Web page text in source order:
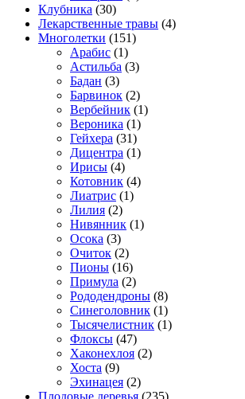
Клубника (30)
Лекарственные травы (4)
Многолетки (151)
Арабис (1)
Астильба (3)
Бадан (3)
Барвинок (2)
Вербейник (1)
Вероника (1)
Гейхера (31)
Дицентра (1)
Ирисы (4)
Котовник (4)
Лиатрис (1)
Лилия (2)
Нивянник (1)
Осока (3)
Очиток (2)
Пионы (16)
Примула (2)
Рододендроны (8)
Синеголовник (1)
Тысячелистник (1)
Флоксы (47)
Хаконехлоя (2)
Хоста (9)
Эхинацея (2)
Плодовые деревья (235)